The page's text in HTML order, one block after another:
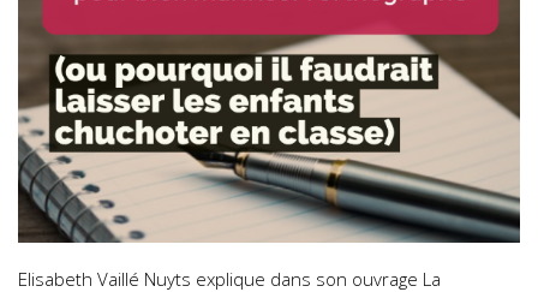
Elisabeth Vaillé Nuyts explique dans son ouvrage La